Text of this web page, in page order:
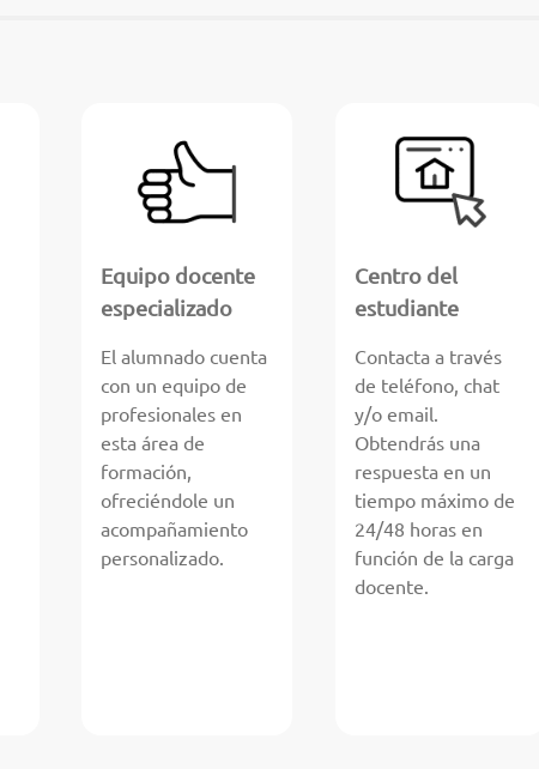
Equipo docente
especializado
El alumnado cuenta
con un equipo de
profesionales en
esta área de
formación,
ofreciéndole un
acompañamiento
personalizado.
Centro del
estudiante
Contacta a través
de teléfono, chat
y/o email.
Obtendrás una
respuesta en un
tiempo máximo de
24/48 horas en
función de la carga
docente.